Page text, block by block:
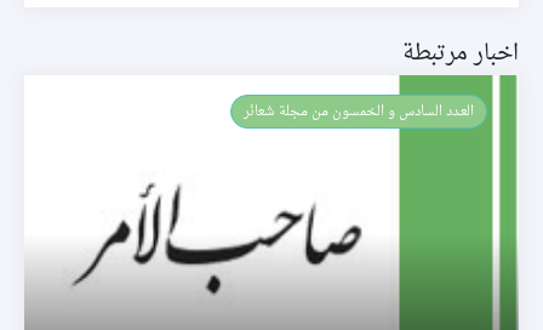
اخبار مرتبطة
العـدد السادس و الخمسون من مجلة شعائر